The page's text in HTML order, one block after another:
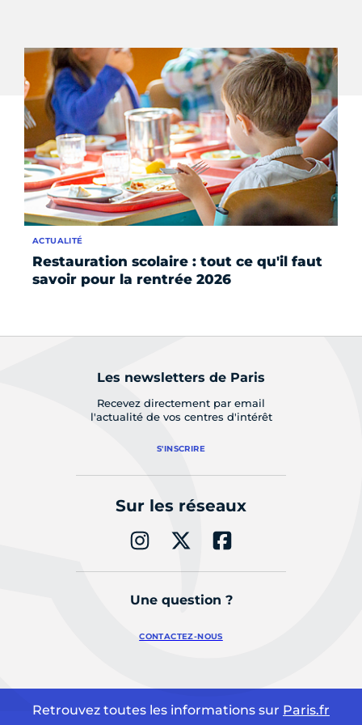
Restauration scolaire : tout ce qu'il faut
savoir pour la rentrée 2026
ACTUALITÉ
Les newsletters de Paris
Recevez directement par email
l'actualité de vos centres d'intérêt
S'INSCRIRE
Sur les réseaux
Une question ?
CONTACTEZ-NOUS
Retrouvez toutes les informations sur Paris.fr